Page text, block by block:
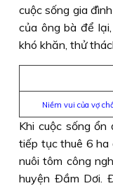
cuộc sống gia
của ông bà để
khó khăn, thử
Niềm vui của vợ
Khi cuộc sống
tiếp tục thuê 6 ha
nuôi tôm công
huyện Ðầm Dơi.